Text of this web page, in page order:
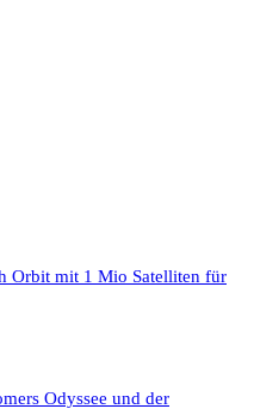
Orbit mit 1 Mio Satelliten für
Odyssee und der